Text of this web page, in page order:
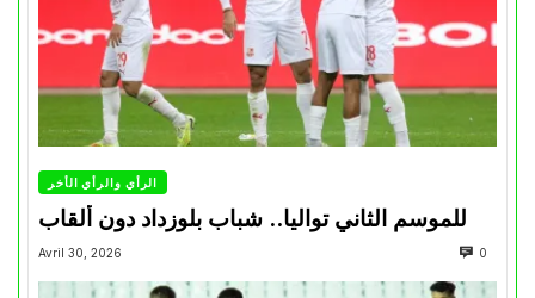
الرأي والرأي الأخر
للموسم الثاني تواليا.. شباب بلوزداد دون ألقاب
Avril 30, 2026 0